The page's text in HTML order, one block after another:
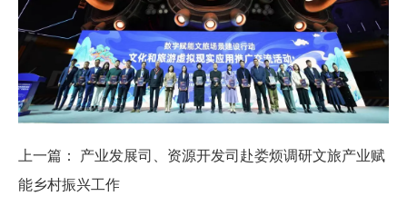
上一篇： 产业发展司、资源开发司赴娄烦调研文旅产业赋
能乡村振兴工作